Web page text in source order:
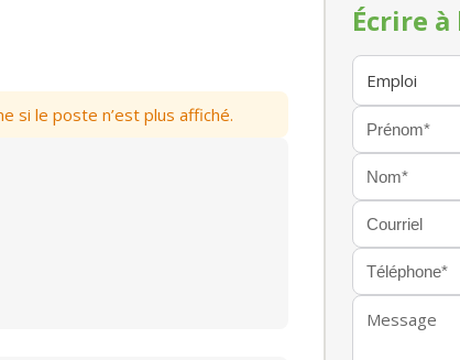
si le poste n’est plus affiché.
Écrire